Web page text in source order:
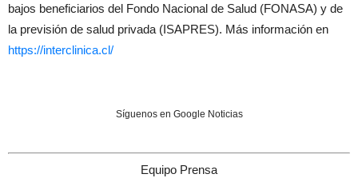
bajos beneficiarios del Fondo Nacional de Salud (FONASA) y de
la previsión de salud privada (ISAPRES). Más información en
https://interclinica.cl/
Síguenos en Google Noticias
Equipo Prensa